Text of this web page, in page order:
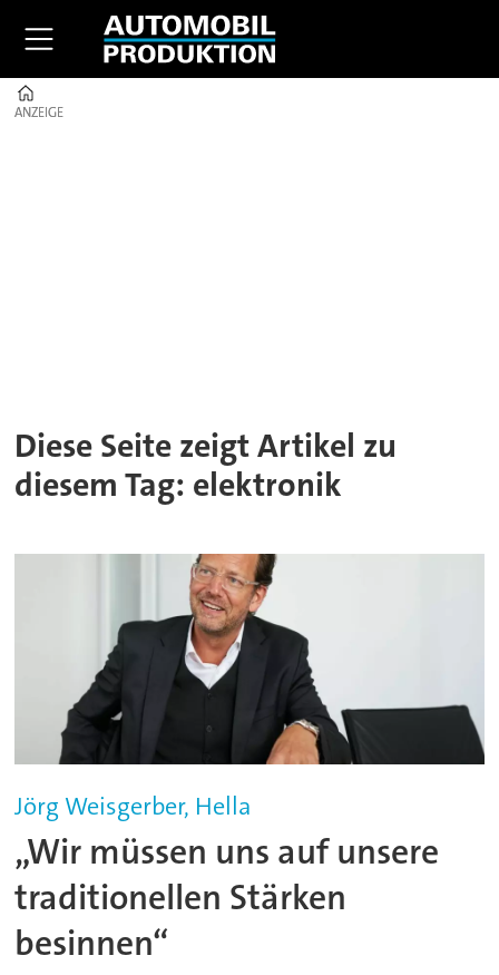
ANZEIGE
ANZEIGE
Diese Seite zeigt Artikel zu
diesem Tag: elektronik
Jörg Weisgerber, Hella
„Wir müssen uns auf unsere
traditionellen Stärken
besinnen“